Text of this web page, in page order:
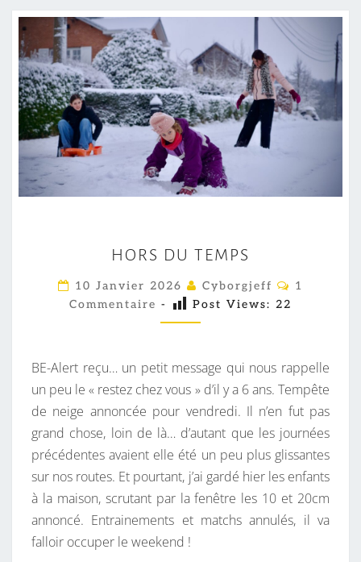
O
R
S
D
T
E
M
P
S
HORS DU TEMPS
10 Janvier 2026 Cyborgjeff
C
A
I
R
E
1
Commentaire - Post Views: 22
BE-Alert reçu… un petit message qui nous rappelle
un peu le « restez chez vous » d’il y a 6 ans. Tempête
de neige annoncée pour vendredi. Il n’en fut pas
grand chose, loin de là… d’autant que les journées
précédentes avaient elle été un peu plus glissantes
sur nos routes. Et pourtant, j’ai gardé hier les enfants
à la maison, scrutant par la fenêtre les 10 et 20cm
annoncé. Entrainements et matchs annulés, il va
falloir occuper le weekend !